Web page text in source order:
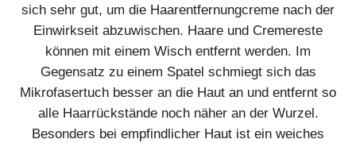
sich sehr gut, um die Haarentfernungcreme nach der
Einwirkseit abzuwischen. Haare und Cremereste
können mit einem Wisch entfernt werden. Im
Gegensatz zu einem Spatel schmiegt sich das
Mikrofasertuch besser an die Haut an und entfernt so
alle Haarrückstände noch näher an der Wurzel.
Besonders bei empfindlicher Haut ist ein weiches